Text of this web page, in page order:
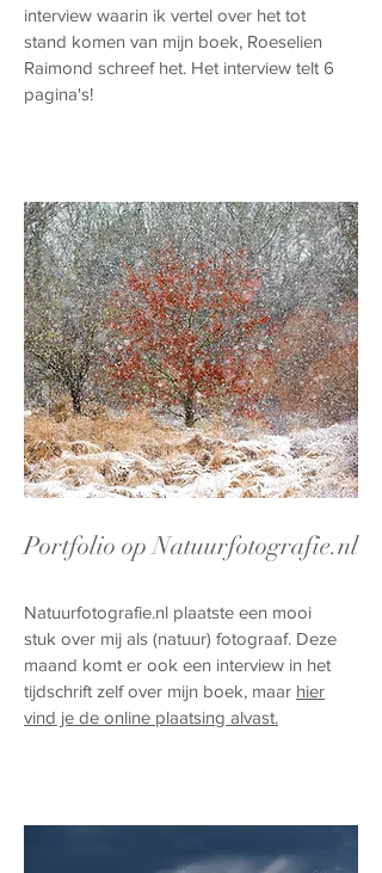
interview waarin ik vertel over het tot
stand komen van mijn boek, Roeselien
Raimond schreef het. Het interview telt 6
pagina's!
Portfolio op Natuurfotografie.nl
Natuurfotografie.nl plaatste een mooi
stuk over mij als (natuur) fotograaf. Deze
maand komt er ook een interview in het
tijdschrift zelf over mijn boek, maar hier
vind je de online plaatsing alvast.